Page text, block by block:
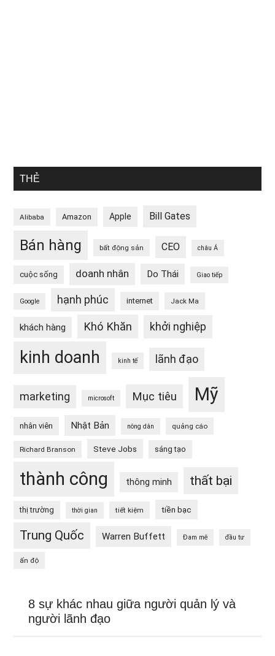
THẺ
Alibaba Amazon Apple Bill Gates
Bán hàng bất động sản CEO châu Á
cuộc sống doanh nhân Do Thái Giao tiếp
Google hạnh phúc internet Jack Ma
khách hàng Khó Khăn khởi nghiệp
kinh doanh kinh tế lãnh đạo
marketing microsoft Mục tiêu Mỹ
nhân viên Nhật Bản nông dân quảng cáo
Richard Branson Steve Jobs sáng tạo
thành công thông minh thất bại
thị trường thời gian tiết kiệm tiền bạc
Trung Quốc Warren Buffett Đam mê đầu tư
ấn độ
8 sự khác nhau giữa người quản lý và
người lãnh đạo